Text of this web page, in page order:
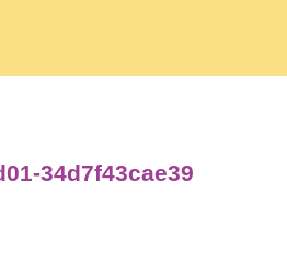
34d7f43cae39